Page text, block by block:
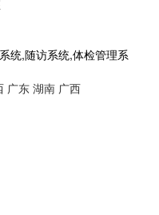
统,随访系统,体检管理系
广东 湖南 广西